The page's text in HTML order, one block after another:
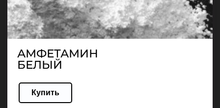
АМФЕТАМИН
БЕЛЫЙ
Купить